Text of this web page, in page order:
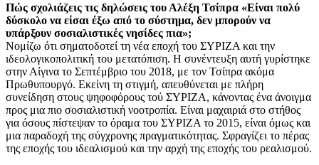
Πώς σχολιάζεις τις δηλώσεις του Αλέξη Τσίπρα «Είναι πολύ
δύσκολο να είσαι έξω από το σύστημα, δεν μπορούν να
υπάρξουν σοσιαλιστικές νησίδες πια»;
Νομίζω ότι σηματοδοτεί τη νέα εποχή του ΣΥΡΙΖΑ και την
ιδεολογικοπολιτική του μετατόπιση. Η συνέντευξη αυτή γυρίστηκε
στην Αίγινα το Σεπτέμβριο του 2018, με τον Τσίπρα ακόμα
Πρωθυπουργό. Εκείνη τη στιγμή, απευθύνεται με πλήρη
συνείδηση στους ψηφοφόρους τού ΣΥΡΙΖΑ, κάνοντας ένα άνοιγμα
προς μια πιο σοσιαλιστική νοοτροπία. Είναι μαχαιριά στο στήθος
για όσους πίστεψαν το όραμα του ΣΥΡΙΖΑ το 2015, είναι όμως και
μια παραδοχή της σύγχρονης πραγματικότητας. Σφραγίζει το πέρας
της εποχής του ιδεαλισμού και την αρχή της εποχής του ρεαλισμού.